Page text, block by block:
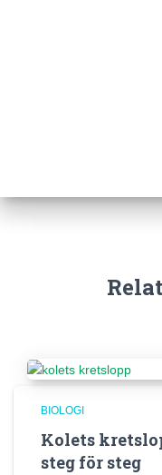
BIOLOGI
Kolets
steg för steg